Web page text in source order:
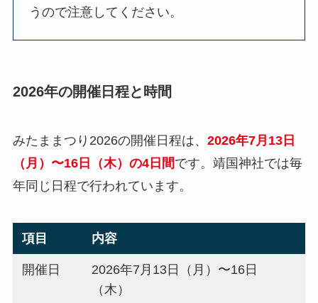
うので注意してください。
2026年の開催日程と時間
みたままつり2026の開催日程は、 2026年7月13日
（月）〜16日（木）の4日間です。靖国神社では毎
年同じ日程で行われています。
項目 内容
開催日
2026年7月13日（月）〜16日
（木）